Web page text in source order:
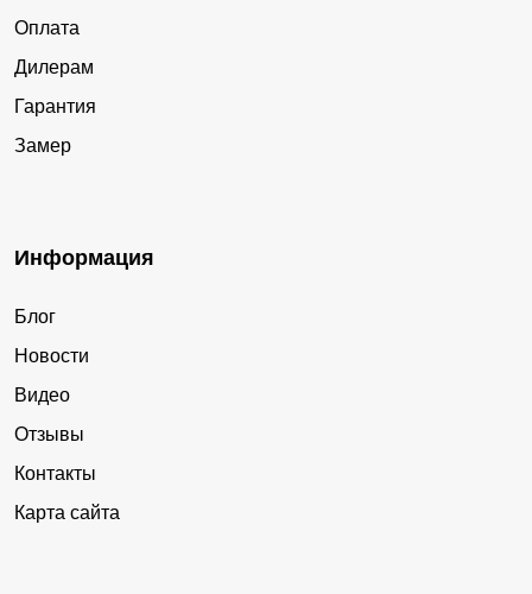
Оплата
Дилерам
Гарантия
Замер
Информация
Блог
Новости
Видео
Отзывы
Контакты
Карта сайта